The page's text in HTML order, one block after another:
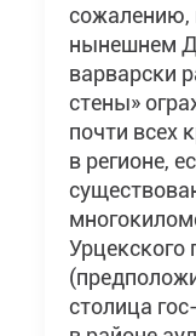
сожалению,
нынешнем
варварски
стены»
почти всех
в регионе,
Урцекского
столица